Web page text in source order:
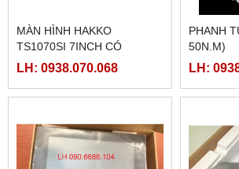
MÀN HÌNH HAKKO
TS1070SI 7INCH CÓ
ETHERNET
LH: 0938.070.068
PHANH
50N.M)
LH: